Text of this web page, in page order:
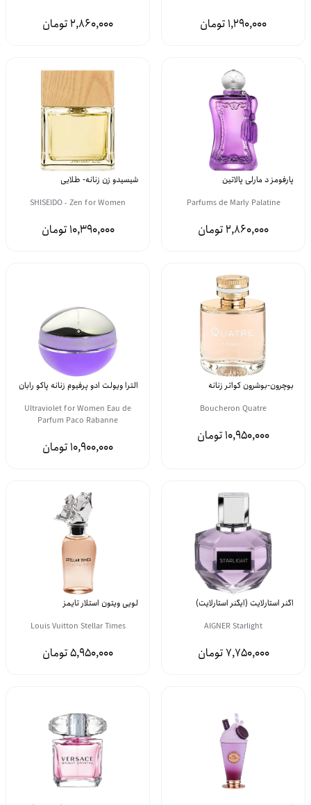
1,290,000
2,860,000
پارفومز د مارلی پالاتین
Parfums de Marly Palatine
2,860,000
شیسیدو زن زنانه- طلایی
SHISEIDO - Zen for Women
10,390,000
بوچرون-بوشرون کواتر زنانه
Boucheron Quatre
10,950,000
الترا ویولت ادو پرفیوم زنانه پاکو رابان
Ultraviolet for Women Eau de
Parfum Paco Rabanne
10,900,000
اگنر استارلایت (ایگنر استارلایت)
AIGNER Starlight
7,750,000
لویی ویتون استلار تایمز
Louis Vuitton Stellar Times
5,950,000